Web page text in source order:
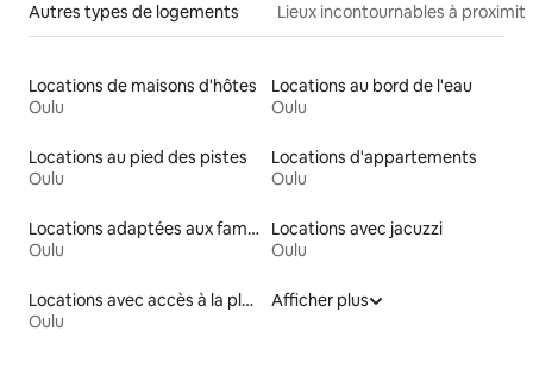
Autres types de logements Lieux incontournables à
Locations de maisons d'hôtes
Oulu
Locations au bord de l'eau
Oulu
Locations au pied des pistes
Oulu
Locations d'appartements
Oulu
Locations adaptées aux familles
Oulu
Locations avec jacuzzi
Oulu
Locations avec accès à la plage
Oulu
Afficher plus